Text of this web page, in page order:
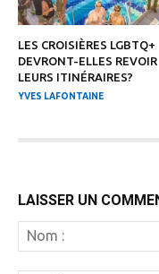
LES CROISIÈRES LGBTQ+
DEVRONT-ELLES REVOIR
LEURS ITINÉRAIRES?
YVES LAFONTAINE
LAISSER UN